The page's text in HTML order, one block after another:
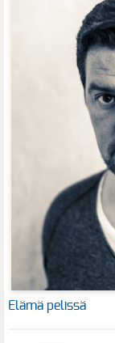
Elämä pelissä